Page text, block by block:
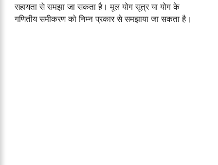
सहायता से समझा जा सकता है। मूल योग सूत्र या योग के
गणितीय समीकरण को निम्न प्रकार से समझाया जा सकता है।